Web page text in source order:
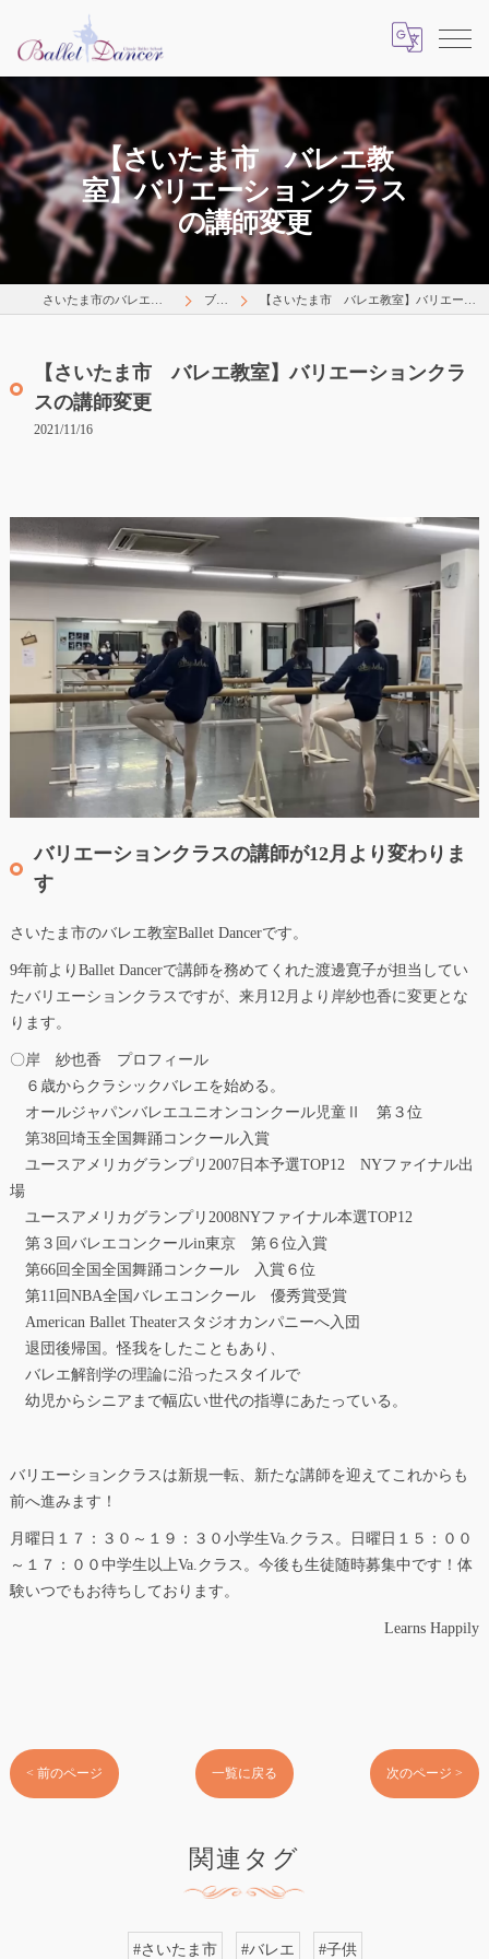
【さいたま市 バレエ教
室】バリエーションクラス
の講師変更
ブログ 【さいたま市 バレエ教室】バリエーションクラスの講師変更
【さいたま市 バレエ教室】バリエーションクラ
スの講師変更
2021/11/16
バリエーションクラスの講師が12月より変わりま
す
さいたま市のバレエ教室Ballet Dancerです。
9年前よりBallet Dancerで講師を務めてくれた渡邊寛子が担当してい
たバリエーションクラスですが、来月12月より岸紗也香に変更とな
ります。
〇岸 紗也香 プロフィール
６歳からクラシックバレエを始める。
オールジャパンバレエユニオンコンクール児童Ⅱ 第３位
第38回埼玉全国舞踊コンクール入賞
ユースアメリカグランプリ2007日本予選TOP12 NYファイナル出
場
ユースアメリカグランプリ2008NYファイナル本選TOP12
第３回バレエコンクールin東京 第６位入賞
第66回全国全国舞踊コンクール 入賞６位
第11回NBA全国バレエコンクール 優秀賞受賞
American Ballet Theaterスタジオカンパニーへ入団
退団後帰国。怪我をしたこともあり、
バレエ解剖学の理論に沿ったスタイルで
幼児からシニアまで幅広い世代の指導にあたっている。
バリエーションクラスは新規一転、新たな講師を迎えてこれからも
前へ進みます！
月曜日１７：３０～１９：３０小学生Va.クラス。日曜日１５：００
～１７：００中学生以上Va.クラス。今後も生徒随時募集中です！体
験いつでもお待ちしております。
Learns Happily
< 前のページ 一覧に戻る 次のページ >
関連タグ
#さいたま市 #バレエ #子供